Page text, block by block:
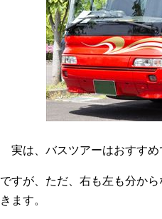
実は、バスツアーはおすすめ
ですが、ただ、右も左も分か
きます。